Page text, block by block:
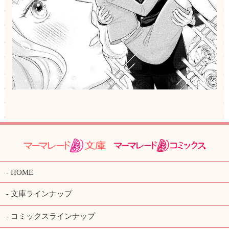
HOME
文庫ラインナップ
コミックスラインナップ